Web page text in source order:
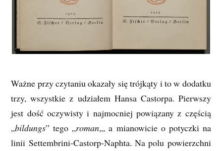
Ważne przy czytaniu okazały się trójkąty i to w dodatku
trzy, wszystkie z udziałem Hansa Castorpa. Pierwszy
jest dość oczywisty i najmocniej powiązany z częścią
„bildungs” tego „roman„, a mianowicie o potyczki na
linii Settembrini-Castorp-Naphta. Na polu powierzchni